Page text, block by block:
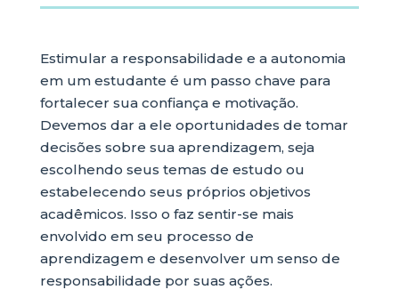
Estimular a responsabilidade e a autonomia
em um estudante é um passo chave para
fortalecer sua confiança e motivação.
Devemos dar a ele oportunidades de tomar
decisões sobre sua aprendizagem, seja
escolhendo seus temas de estudo ou
estabelecendo seus próprios objetivos
acadêmicos. Isso o faz sentir-se mais
envolvido em seu processo de
aprendizagem e desenvolver um senso de
responsabilidade por suas ações.